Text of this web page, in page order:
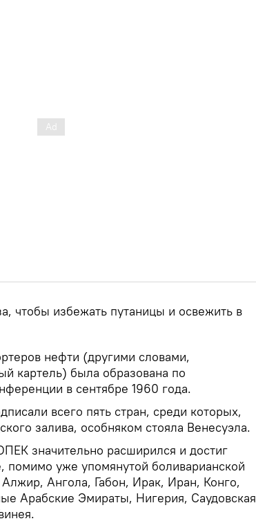
чтобы избежать путаницы и освежить в
нефти (другими словами,
картель) была образована по
в сентябре 1960 года.
всего пять стран, среди которых,
залива, особняком стояла Венесуэла.
значительно расширился и достиг
помимо уже упомянутой боливарианской
Ангола, Габон, Ирак, Иран, Конго,
Арабские Эмираты, Нигерия, Саудовская